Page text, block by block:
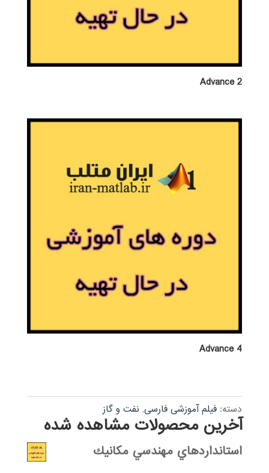
Advance 2
Advance 4
دسته: فیلم آموزشی فارسی, نفت و گاز
آخرین محصولات مشاهده شده
استانداردهاي مهندسي مكانيك